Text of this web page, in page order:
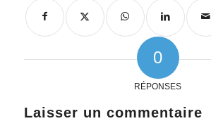
0
RÉPONSES
Laisser un commentaire